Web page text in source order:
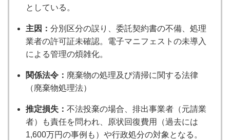
としている。
主因： 分別区分の誤り、委託契約書の不備、処理
業者の許可証未確認。電子マニフェストの未導入
による管理の煩雑化。
関係法令： 廃棄物の処理及び清掃に関する法律
（廃棄物処理法）
推定損失： 不法投棄の場合、排出事業者（元請業
者）も責任を問われ、原状回復費用（過去には
1,600万円の事例も）や行政処分の対象となる。